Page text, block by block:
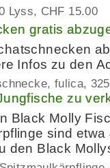
Lyss CHF 15.00
gratis
Infos zu den
fulica
zu
Black Molly
sind
den Black